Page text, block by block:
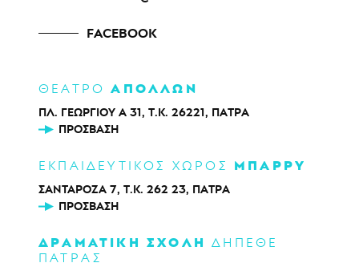
FACEBOOK
ΘΕΑΤΡΟΑΠΟΛΛΩΝ
ΠΛ. ΓΕΩΡΓΙΟΥ Α 31, Τ.Κ. 26221, ΠΑΤΡΑ
ΠΡΌΣΒΑΣΗ
ΕΚΠΑΙΔΕΥΤΙΚΟΣ ΧΩΡΟΣ ΜΠΑΡΡΥ
ΣΑΝΤΑΡΟΖΑ 7, Τ.Κ. 262 23, ΠΑΤΡΑ
ΠΡΌΣΒΑΣΗ
ΔΡΑΜΑΤΙΚΗ ΣΧΟΛΗ ΔΗΠΕΘΕ
ΠΑΤΡΑΣ